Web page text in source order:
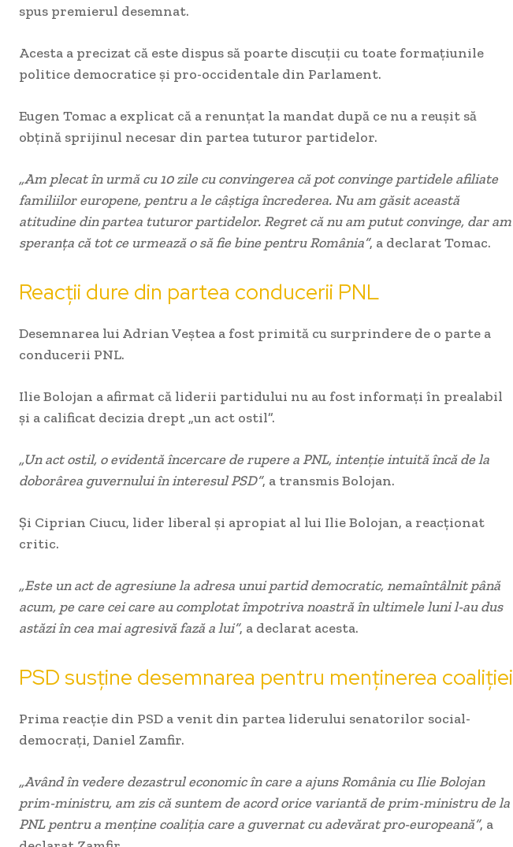
spus premierul desemnat.
Acesta a precizat că este dispus să poarte discuții cu toate formațiunile
politice democratice și pro-occidentale din Parlament.
Eugen Tomac a explicat că a renunțat la mandat după ce nu a reușit să
obțină sprijinul necesar din partea tuturor partidelor.
„Am plecat în urmă cu 10 zile cu convingerea că pot convinge partidele afiliate
familiilor europene, pentru a le câștiga încrederea. Nu am găsit această
atitudine din partea tuturor partidelor. Regret că nu am putut convinge, dar am
speranța că tot ce urmează o să fie bine pentru România”, a declarat Tomac.
Reacții dure din partea conducerii PNL
Desemnarea lui Adrian Veștea a fost primită cu surprindere de o parte a
conducerii PNL.
Ilie Bolojan a afirmat că liderii partidului nu au fost informați în prealabil
și a calificat decizia drept „un act ostil”.
„Un act ostil, o evidentă încercare de rupere a PNL, intenție intuită încă de la
doborârea guvernului în interesul PSD”, a transmis Bolojan.
Și Ciprian Ciucu, lider liberal și apropiat al lui Ilie Bolojan, a reacționat
critic.
„Este un act de agresiune la adresa unui partid democratic, nemaîntâlnit până
acum, pe care cei care au complotat împotriva noastră în ultimele luni l-au dus
astăzi în cea mai agresivă fază a lui”, a declarat acesta.
PSD susține desemnarea pentru menținerea coaliției
Prima reacție din PSD a venit din partea liderului senatorilor social-
democrați, Daniel Zamfir.
„Având în vedere dezastrul economic în care a ajuns România cu Ilie Bolojan
prim-ministru, am zis că suntem de acord orice variantă de prim-ministru de la
PNL pentru a menține coaliția care a guvernat cu adevărat pro-europeană”, a